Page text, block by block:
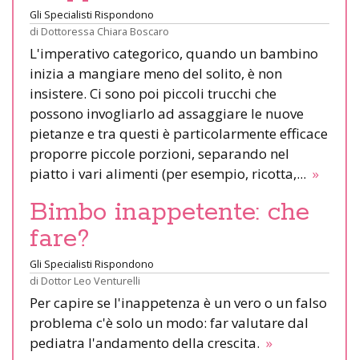
Gli Specialisti Rispondono
di Dottoressa Chiara Boscaro
L'imperativo categorico, quando un bambino
inizia a mangiare meno del solito, è non
insistere. Ci sono poi piccoli trucchi che
possono invogliarlo ad assaggiare le nuove
pietanze e tra questi è particolarmente efficace
proporre piccole porzioni, separando nel
piatto i vari alimenti (per esempio, ricotta,... »
Bimbo inappetente: che
fare?
Gli Specialisti Rispondono
di Dottor Leo Venturelli
Per capire se l'inappetenza è un vero o un falso
problema c'è solo un modo: far valutare dal
pediatra l'andamento della crescita. »